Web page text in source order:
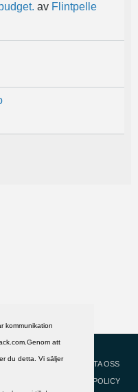
kommunikation
att
du detta. Vi säljer
av Flintpelle
HJÄLP
KONTAKTA OSS
COOKIEPOLICY